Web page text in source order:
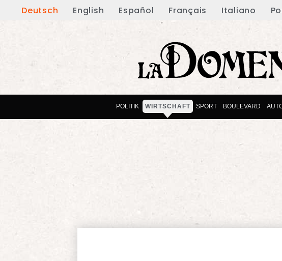
Deutsch English Español Français Italiano
POLITIK WIRTSCHAFT SPORT BOULEVARD